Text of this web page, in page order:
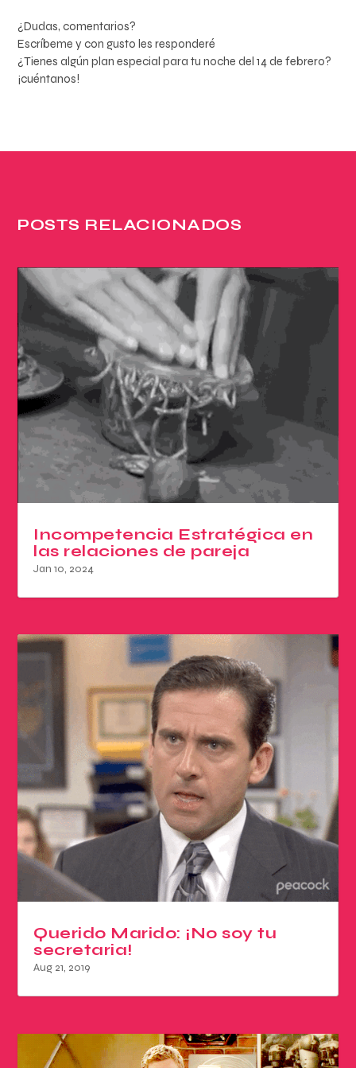
¿Dudas, comentarios?
Escríbeme y con gusto les responderé
¿Tienes algún plan especial para tu noche del 14 de febrero?
¡cuéntanos!
POSTS RELACIONADOS
Incompetencia Estratégica en
las relaciones de pareja
Jan 10, 2024
Querido Marido: ¡No soy tu
secretaria!
Aug 21, 2019